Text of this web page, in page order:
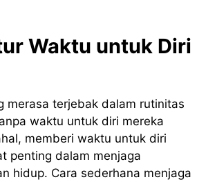
Waktu untuk Diri
merasa terjebak dalam rutinitas
waktu untuk diri mereka
memberi waktu untuk diri
penting dalam menjaga
hidup. Cara sederhana menjaga